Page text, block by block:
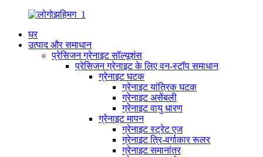
घर
उत्पाद और समाधान
प्रेसिजन ग्रेनाइट सॉल्यूशंस
प्रेसिजन ग्रेनाइट के लिए वन-स्टॉप समाधान
ग्रेनाइट घटक
ग्रेनाइट यांत्रिक घटक
ग्रेनाइट असेंबली
ग्रेनाइट वायु धारण
ग्रेनाइट मापन
ग्रेनाइट स्ट्रेट एज
ग्रेनाइट त्रि-वर्गाकार रूलर
ग्रेनाइट समानांतर